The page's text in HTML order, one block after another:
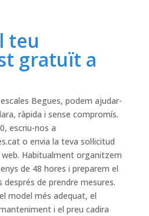
teu
gratuït a
Begues, podem ajudar-
ràpida i sense compromís.
escriu-nos a
o envia la teva sol·licitud
Habitualment organitzem
de 48 hores i preparem el
de prendre mesures.
model més adequat, el
i el preu cadira